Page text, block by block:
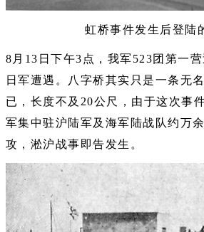
虹桥事件发生后登陆
8月13日下午3点，我军523团第一
日军遭遇。八字桥其实只是一条无
已，长度不及20公尺，由于这次事
军集中驻沪陆军及海军陆战队约万
攻，淞沪战事即告发生。